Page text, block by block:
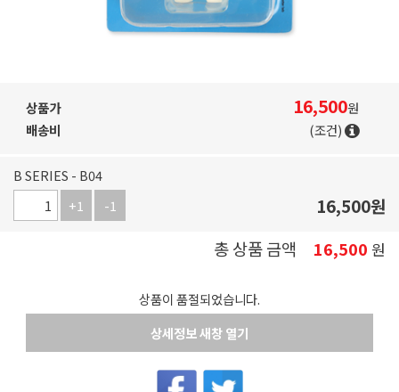
상품가 16,500원
배송비
(조건)
B SERIES - B04
+1
-1 16,500원
총 상품 금액
16,500 원
상품이 품절되었습니다.
상세정보 새창 열기